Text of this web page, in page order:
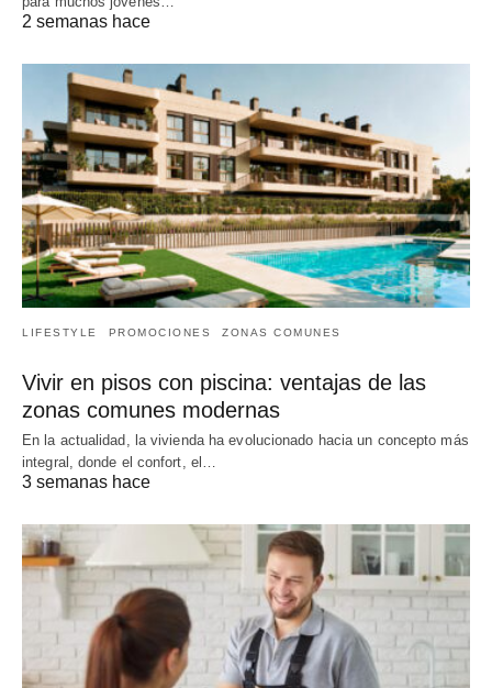
2 semanas hace
LIFESTYLE PROMOCIONES ZONAS COMUNES
Vivir en pisos con piscina: ventajas de las
zonas comunes modernas
En la actualidad, la vivienda ha evolucionado hacia un concepto más
integral, donde el confort, el…
3 semanas hace